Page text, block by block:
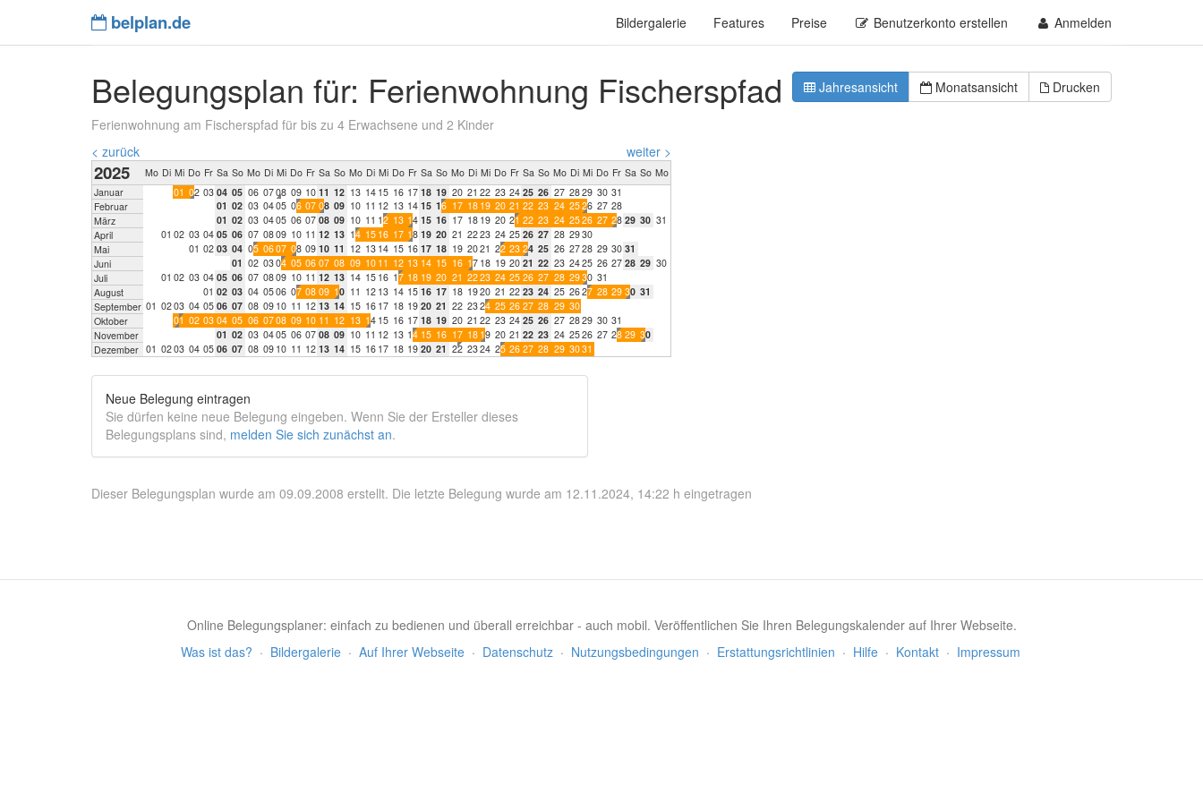
belplan.de Bildergalerie Features Preise Benutzerkonto erstellen Anmelden
Jahresansicht Monatsansicht Drucken
Belegungsplan für: Ferienwohnung Fischerspfad
Ferienwohnung am Fischerspfad für bis zu 4 Erwachsene und 2 Kinder
< zurück
weiter >
2025 Mo Di Mi Do Fr Sa So Mo Di Mi Do Fr Sa So Mo Di Mi Do Fr Sa So Mo Di Mi Do Fr Sa So Mo Di Mi Do Fr Sa So Mo
Januar
01 02 03 04 05 06 0708 09 10 11 12 13 14 15 16 17 18 19 20 21 22 23 24 25 26 27 2829 30 31
Februar
01 02 03 0405 06 07 08 09 10 1 1 12 13 14 15 16 17 18 19 20 21 22 23 24 2526 27 28
März
01 02 03 0405 06 07 08 09 10 1 1 12 13 14 15 16 17 18 19 20 21 22 23 24 2526 27 28 29 30 31
April
01 02 03 04 05 06 07 0809 10 1 1 12 13 14 15 16 17 18 19 20 21 2223 24 25 26 27 28 2930
Mai
01 02 03 04 05 0607 08 09 10 11 12 13 14 15 16 17 18 19 2021 22 23 24 25 26 2728 29 30 31
Juni
01 02 0304 05 06 07 08 09 10 1 1 12 13 14 15 16 17 18 19 20 21 22 23 2425 26 27 28 29 30
Juli
01 02 03 04 05 06 07 0809 10 1 1 12 13 14 15 16 17 18 19 20 21 2223 24 25 26 27 28 2930 31
August
01 02 03 04 0506 07 08 09 10 1 1 12 13 14 15 16 17 18 1920 21 22 23 24 25 2627 28 29 30 31
September 01 0203 04 05 06 07 08 09 10 1 1 12 13 14 15 16 17 18 19 20 21 22 2324 25 26 27 28 29 30
Oktober
01 02 03 04 05 06 0708 09 10 1 1 12 13 14 15 16 17 18 19 20 21 22 23 24 25 26 27 2829 30 31
November
01 02 03 0405 06 07 08 09 10 1 1 12 13 14 15 16 17 18 19 20 21 22 23 24 2526 27 28 29 30
Dezember 01 0203 04 05 06 07 08 09 10 1 1 12 13 14 15 16 17 18 19 20 21 22 2324 25 26 27 28 29 3031
Neue Belegung eintragen
Sie dürfen keine neue Belegung eingeben. Wenn Sie der Ersteller dieses
Belegungsplans sind, melden Sie sich zunächst an.
Dieser Belegungsplan wurde am 09.09.2008 erstellt. Die letzte Belegung wurde am 12.11.2024, 14:22 h eingetragen
Online Belegungsplaner: einfach zu bedienen und überall erreichbar - auch mobil. Veröffentlichen Sie Ihren Belegungskalender auf Ihrer Webseite.
Was ist das? · Bildergalerie · Auf Ihrer Webseite · Datenschutz · Nutzungsbedingungen · Erstattungsrichtlinien · Hilfe · Kontakt · Impressum